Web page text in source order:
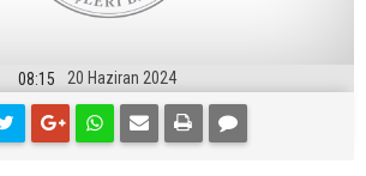
08:15 20 Haziran 2024